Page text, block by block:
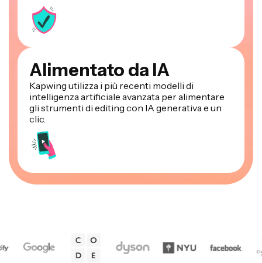
Alimentato da IA
Kapwing utilizza i più recenti modelli di
intelligenza artificiale avanzata per alimentare
gli strumenti di editing con IA generativa e un
clic.